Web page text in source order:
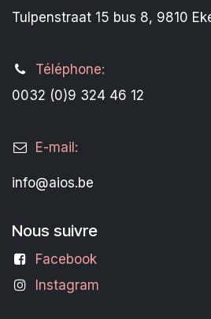
Tulpenstraat 15 bus 8, 9810
Téléphone:
0032 (0)9 324 46 12
E-mail:
info@aios.be
Nous suivre
Facebook
Instagram